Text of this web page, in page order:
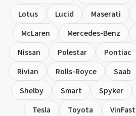
Lotus
Lucid Maserati
McLaren
Mercedes-Benz
Nissan
Polestar Pontiac
Rivian
Rolls-Royce Saab
Shelby
Smart Spyker
Tesla
Toyota VinFast